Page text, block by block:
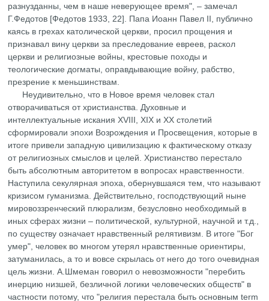
разнузданны, чем в наше неверующее время", – замечал
Г.Федотов [Федотов 1933, 22]. Папа Иоанн Павел II, публично
каясь в грехах католической церкви, просил прощения и
признавал вину церкви за преследование евреев, раскол
церкви и религиозные войны, крестовые походы и
теологические догматы, оправдывающие войну, рабство,
презрение к меньшинствам.
Неудивительно, что в Новое время человек стал
отворачиваться от христианства. Духовные и
интеллектуальные искания ХVIII, ХIХ и ХХ столетий
сформировали эпохи Возрождения и Просвещения, которые в
итоге привели западную цивилизацию к фактическому отказу
от религиозных смыслов и целей. Христианство перестало
быть абсолютным авторитетом в вопросах нравственности.
Наступила секулярная эпоха, обернувшаяся тем, что называют
кризисом гуманизма. Действительно, господствующий ныне
мировоззренческий плюрализм, безусловно необходимый в
иных сферах жизни – политической, культурной, научной и т.д.,
по существу означает нравственный релятивизм. В итоге "Бог
умер", человек во многом утерял нравственные ориентиры,
затуманилась, а то и вовсе скрылась от него до того очевидная
цель жизни. А.Шмеман говорил о невозможности "перебить
инерцию низшей, безличной логики человеческих обществ" в
частности потому, что "религия перестала быть основным term